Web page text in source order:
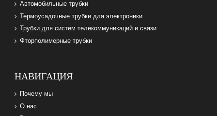
Автомобильные трубки
Термоусадочные трубки для электроники
Трубки для систем телекоммуникаций и связи
Фторполимерные трубки
НАВИГАЦИЯ
Почему мы
О нас